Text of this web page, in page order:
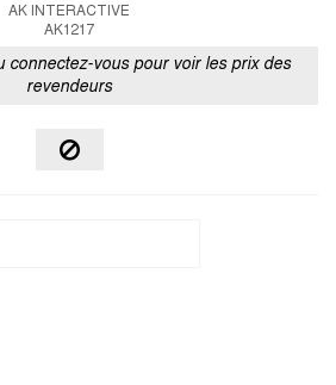
AK INTERACTIVE
AK1217
connectez-vous pour voir les prix des
revendeurs